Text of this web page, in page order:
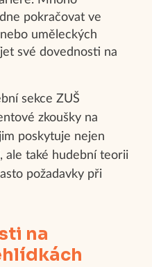
pokračovat ve
uměleckých
své dovednosti na
sekce ZUŠ
zkoušky na
poskytuje nejen
ale také hudební teorii
požadavky při
na